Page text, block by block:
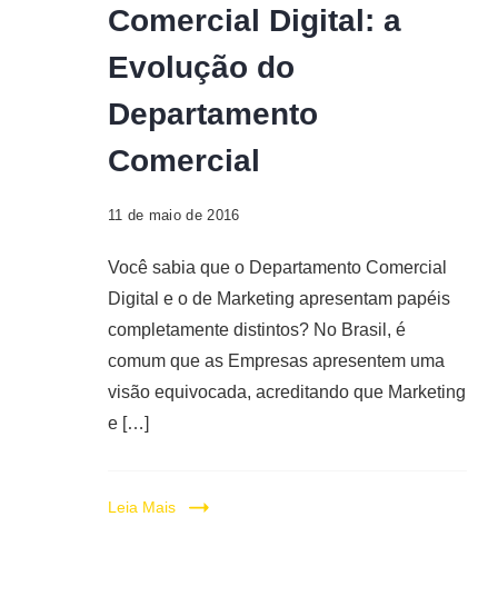
Comercial Digital: a
Evolução do
Departamento
Comercial
11 de maio de 2016
Você sabia que o Departamento Comercial
Digital e o de Marketing apresentam papéis
completamente distintos? No Brasil, é
comum que as Empresas apresentem uma
visão equivocada, acreditando que Marketing
e […]
Leia Mais